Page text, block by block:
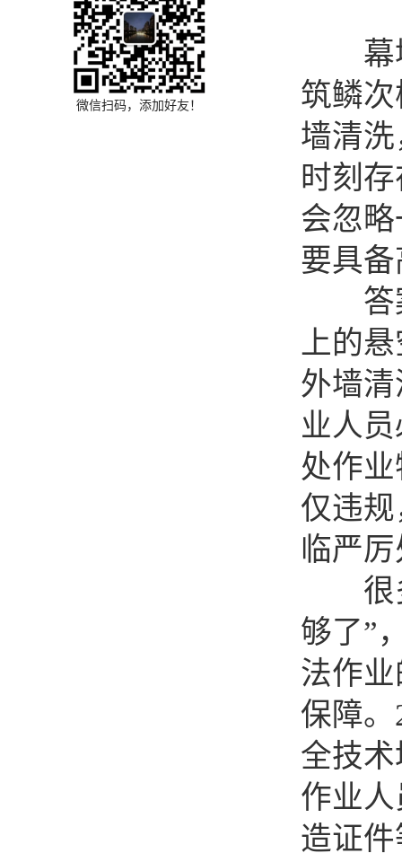
微信扫码，添加好友！
幕墙
筑鳞
墙清
时刻
会忽
要具
答案
上的
外墙清
业人
处作
仅违
临严
很多
够了”
法作
保障
全技
作业
造证